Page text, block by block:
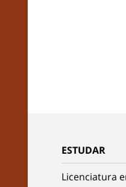
ESTUDAR
Licenciatura